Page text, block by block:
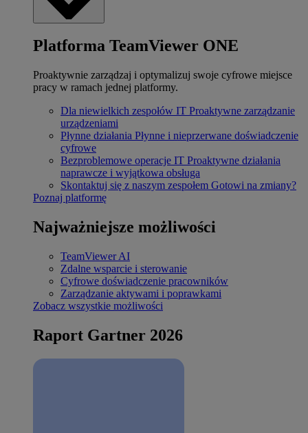
Platforma TeamViewer ONE
Proaktywnie zarządzaj i optymalizuj swoje cyfrowe miejsce
pracy w ramach jednej platformy.
Dla niewielkich zespołów IT Proaktywne zarządzanie
urządzeniami
Płynne działania Płynne i nieprzerwane doświadczenie
cyfrowe
Bezproblemowe operacje IT Proaktywne działania
naprawcze i wyjątkowa obsługa
Skontaktuj się z naszym zespołem Gotowi na zmiany?
Poznaj platformę
Najważniejsze możliwości
TeamViewer AI
Zdalne wsparcie i sterowanie
Cyfrowe doświadczenie pracowników
Zarządzanie aktywami i poprawkami
Zobacz wszystkie możliwości
Raport Gartner 2026